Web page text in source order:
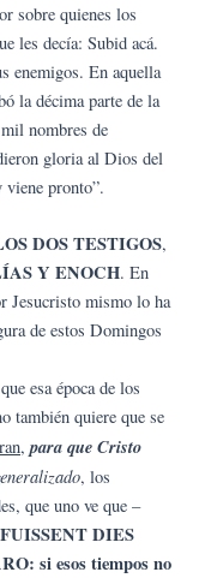
sobre quienes los
les decía: Subid acá.
enemigos. En aquella
la décima parte de la
nombres de
gloria al Dios del
viene pronto”.
DOS TESTIGOS,
Y ENOCH. En
Jesucristo mismo lo ha
de estos Domingos
esa época de los
también quiere que se
,para que Cristo
, los
que uno ve que –
DIES
si esos tiempos no